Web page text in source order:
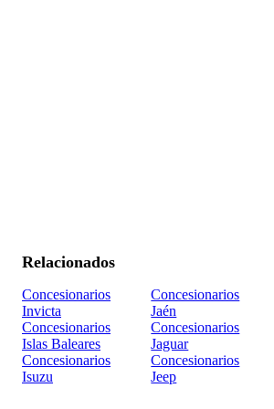
Relacionados
Concesionarios
Invicta
Concesionarios
Islas Baleares
Concesionarios
Isuzu
Concesionarios
Jaén
Concesionarios
Jaguar
Concesionarios
Jeep